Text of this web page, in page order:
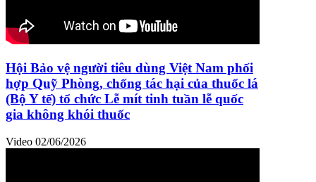
Hội Bảo vệ người tiêu dùng Việt Nam phối
hợp Quỹ Phòng, chống tác hại của thuốc lá
(Bộ Y tế) tổ chức Lễ mít tinh tuần lễ quốc
gia không khói thuốc
Video 02/06/2026